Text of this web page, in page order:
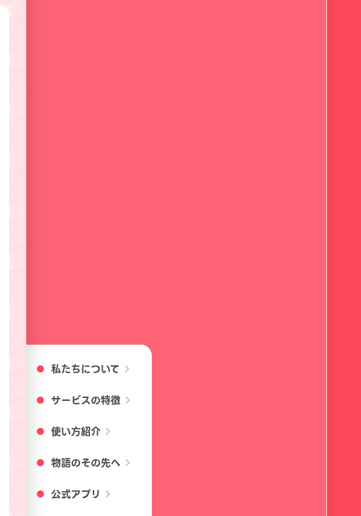
私たちについて chevron_right
サービスの特徴 chevron_right
使い方紹介 chevron_right
物語のその先へ chevron_right
公式アプリ chevron_right